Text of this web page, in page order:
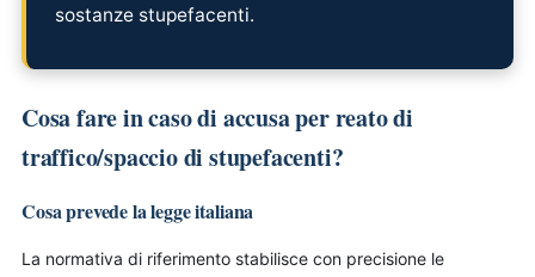
sostanze stupefacenti.
Cosa fare in caso di accusa per reato di
traffico/spaccio di stupefacenti?
Cosa prevede la legge italiana
La normativa di riferimento stabilisce con precisione le